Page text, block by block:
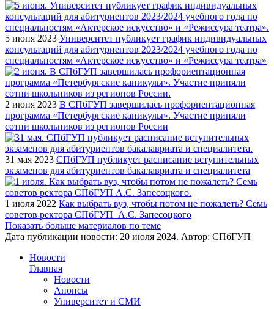
5 июня 2023 Университет публикует график индивидуальных
консультаций для абитуриентов 2023/2024 учебного года по
специальностям «Актерское искусство» и «Режиссура театра»
2 июня 2023 В СПбГУП завершилась профориентационная
программа «Петербургские каникулы». Участие приняли
сотни школьников из регионов России
31 мая 2023 СПбГУП публикует расписание вступительных
экзаменов для абитуриентов бакалавриата и специалитета
1 июля 2022 Как выбрать вуз, чтобы потом не пожалеть? Семь
советов ректора СПбГУП А.С. Запесоцкого
Показать больше материалов по теме
Дата публикации новости: 20 июля 2024. Автор: СПбГУП
Новости
Главная
Новости
Анонсы
Университет и СМИ